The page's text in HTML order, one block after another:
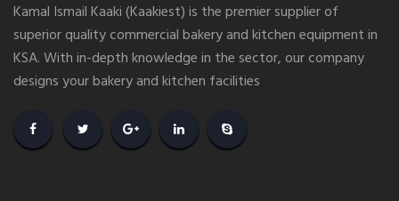
Kamal Ismail Kaaki (Kaakiest) is the premier supplier of
superior quality commercial bakery and kitchen equipment in
KSA. With in-depth knowledge in the sector, our company
designs your bakery and kitchen facilities